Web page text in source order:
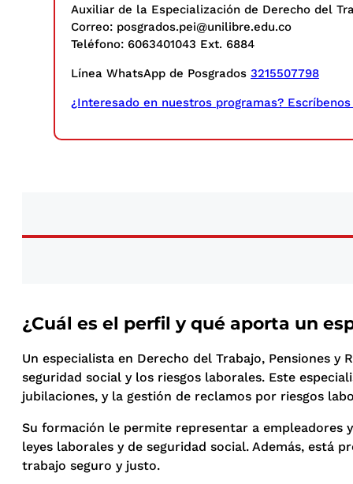
Auxiliar de la Especialización de Derecho del
Correo: posgrados.pei@unilibre.edu.co
Teléfono: 6063401043 Ext. 6884
Línea WhatsApp de Posgrados 3215507798
¿Interesado en nuestros programas?
¿Cuál es el perfil y qué aporta un
Un especialista en Derecho del Trabajo, Pensiones
seguridad social y los riesgos laborales. Este
jubilaciones, y la gestión de reclamos por riesgos
Su formación le permite representar a empleadores
leyes laborales y de seguridad social. Además,
trabajo seguro y justo.